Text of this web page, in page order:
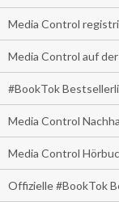
Media Control
Media Control auf
#BookTok
Media Control
Media Control
Offizielle #BookTok